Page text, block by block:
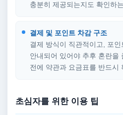
충분히 제공되는지도 확인하
결제 및 포인트 차감 구조
결제 방식이 직관적이고, 포
안내되어 있어야 추후 혼란을
전에 약관과 요금표를 반드시
초심자를 위한 이용 팁